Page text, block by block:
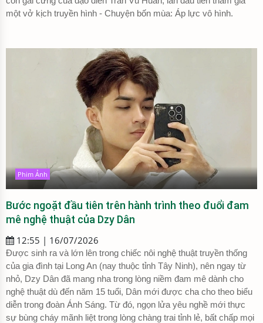
một vở kịch truyền hình - Chuyện bốn mùa: Áp lực vô hình.
Phim Ảnh
Bước ngoặt đầu tiên trên hành trình theo đuổi đam
mê nghệ thuật của Dzy Dân
12:55 | 16/07/2026
Được sinh ra và lớn lên trong chiếc nôi nghệ thuật truyền thống
của gia đình tại Long An (nay thuộc tỉnh Tây Ninh), nên ngay từ
nhỏ, Dzy Dân đã mang nha trong lòng niềm đam mê dành cho
nghệ thuật dù đến năm 15 tuổi, Dân mới được cha cho theo biểu
diễn trong đoàn Ánh Sáng. Từ đó, ngọn lửa yêu nghề mới thực
sự bùng cháy mãnh liệt trong lòng chàng trai tỉnh lẻ, bất chấp mọi